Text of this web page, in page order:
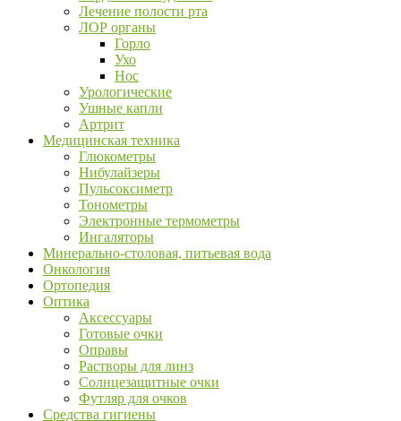
Лечение полости рта
ЛОР органы
Горло
Ухо
Нос
Урологические
Ушные капли
Артрит
Медицинская техника
Глюкометры
Нибулайзеры
Пульсоксиметр
Тонометры
Электронные термометры
Ингаляторы
Минерально-столовая, питьевая вода
Онкология
Ортопедия
Оптика
Аксессуары
Готовые очки
Оправы
Растворы для линз
Солнцезащитные очки
Футляр для очков
Средства гигиены